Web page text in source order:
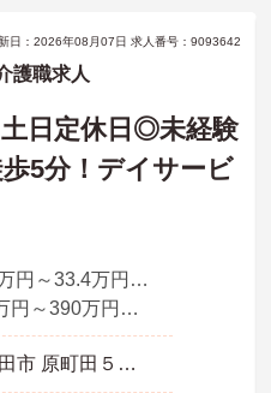
日：2026年08月07日 求人番号：9093642
護職求人
土日定休日◎未経験
5分！デイサービ
月収 23.8万円～33.4万円程度（諸手当込）
年収 330万円～390万円程度
東京都 町田市 原町田５－１－１２